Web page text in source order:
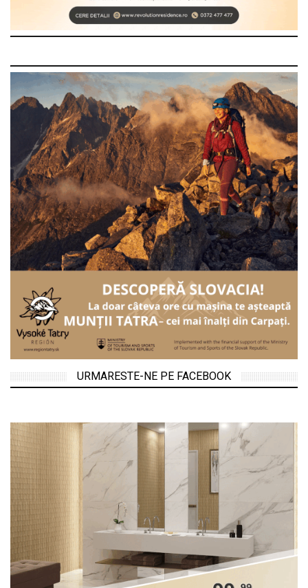
URMARESTE-NE PE FACEBOOK